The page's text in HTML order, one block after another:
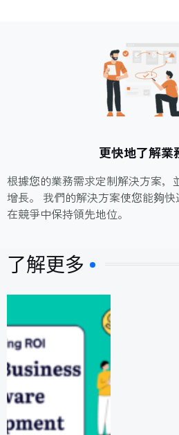
更快地了解業
根據您的業務需求定制解決方案，
增長。 我們的解決方案使您能夠
在競爭中保持領先地位。
了解更多